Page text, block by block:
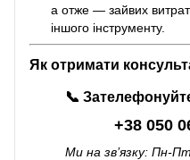
а отже — зайвих
іншого інструменту.
Як отримати
📞
+38 050
Ми на зв’язку: Пн-